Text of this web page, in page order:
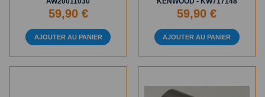
59,90 €
AJOUTER AU PANIER
59,90 €
AJOUTER AU PANIER